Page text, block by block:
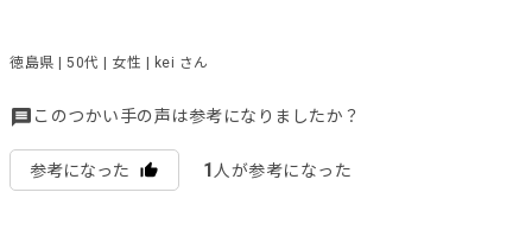
徳島県 | 50代 | 女性 | kei さん
このつかい手の声は参考になりましたか？
参考になった 1 人が参考になった